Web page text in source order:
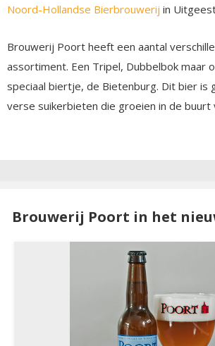
Noord-Hollandse Bierbrouwerij in
Brouwerij Poort heeft een aantal
assortiment. Een Tripel, Dubbelbok maar
speciaal biertje, de Bietenburg. Dit bier is
verse suikerbieten die groeien in de buurt
Brouwerij Poort in het